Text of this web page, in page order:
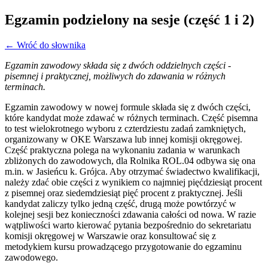
Egzamin podzielony na sesje (część 1 i 2)
← Wróć do słownika
Egzamin zawodowy składa się z dwóch oddzielnych części -
pisemnej i praktycznej, możliwych do zdawania w różnych
terminach.
Egzamin zawodowy w nowej formule składa się z dwóch części,
które kandydat może zdawać w różnych terminach. Część pisemna
to test wielokrotnego wyboru z czterdziestu zadań zamkniętych,
organizowany w OKE Warszawa lub innej komisji okręgowej.
Część praktyczna polega na wykonaniu zadania w warunkach
zbliżonych do zawodowych, dla Rolnika ROL.04 odbywa się ona
m.in. w Jasieńcu k. Grójca. Aby otrzymać świadectwo kwalifikacji,
należy zdać obie części z wynikiem co najmniej pięćdziesiąt procent
z pisemnej oraz siedemdziesiąt pięć procent z praktycznej. Jeśli
kandydat zaliczy tylko jedną część, drugą może powtórzyć w
kolejnej sesji bez konieczności zdawania całości od nowa. W razie
wątpliwości warto kierować pytania bezpośrednio do sekretariatu
komisji okręgowej w Warszawie oraz konsultować się z
metodykiem kursu prowadzącego przygotowanie do egzaminu
zawodowego.